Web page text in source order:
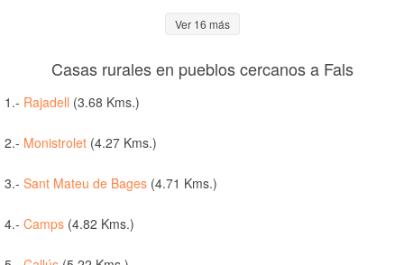
Ver 16 más
Casas rurales en pueblos cercanos a Fals
1.- Rajadell (3.68 Kms.)
2.- Monistrolet (4.27 Kms.)
3.- Sant Mateu de Bages (4.71 Kms.)
4.- Camps (4.82 Kms.)